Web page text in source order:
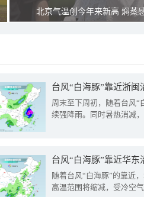
北京气温创今年来新高 焖蒸
台风“白海豚”靠近浙
周末至下周初，随着台风“
续强降雨。同时暑热消减
台风“白海豚”靠近华
随着台风“白海豚”的靠近
高温范围将缩减，受冷空